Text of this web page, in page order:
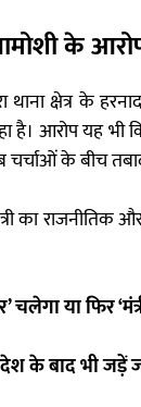
के
थाना क्षेत्र के
है। आरोप यह भी
के बीच
का राजनीतिक
चलेगा या फिर
के बाद भी जड़ें